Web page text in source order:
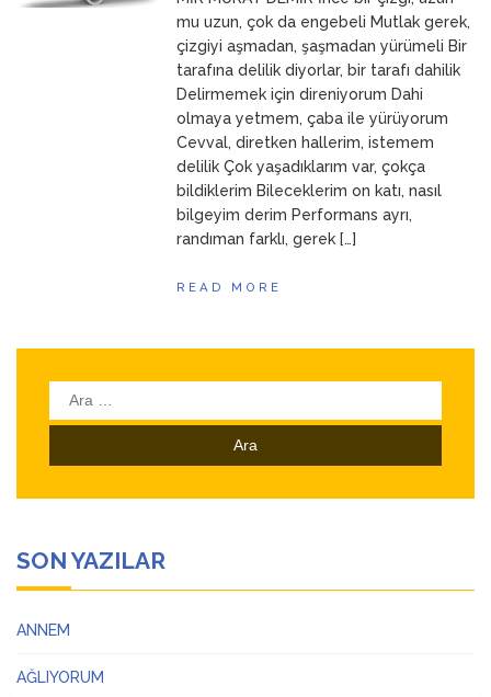
ANNEMmu uzun, çok da engebeli Mutlak gerek,
çizgiyi aşmadan, şaşmadan yürümeli Bir
tarafına delilik diyorlar, bir tarafı dahilik
Delirmemek için direniyorum Dahi
olmaya yetmem, çaba ile yürüyorum
Cevval, diretken hallerim, istemem
delilik Çok yaşadıklarım var, çokça
bildiklerim Bileceklerim on katı, nasıl
bilgeyim derim Performans ayrı,
randıman farklı, gerek […]
READ MORE
Arama:
SON YAZILAR
ANNEM
AĞLIYORUM